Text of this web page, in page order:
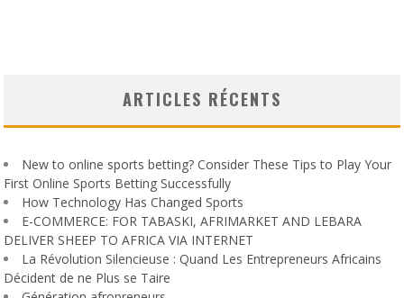
ARTICLES RÉCENTS
New to online sports betting? Consider These Tips to Play Your
First Online Sports Betting Successfully
How Technology Has Changed Sports
E-COMMERCE: FOR TABASKI, AFRIMARKET AND LEBARA
DELIVER SHEEP TO AFRICA VIA INTERNET
La Révolution Silencieuse : Quand Les Entrepreneurs Africains
Décident de ne Plus se Taire